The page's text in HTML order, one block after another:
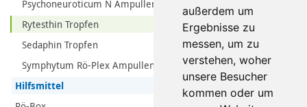
außerdem um
Ergebnisse zu
messen, um zu
verstehen, woher
unsere Besucher
kommen oder um
Psychoneuroticum N Ampullen
Rytesthin Tropfen
Sedaphin Tropfen
Symphytum Rö-Plex Ampullen
Hilfsmittel